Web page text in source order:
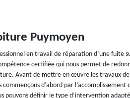
Puymoyen
en travail de réparation d’une fuite
certifiée qui nous permet de
Avant de mettre en œuvre les travaux de
d’abord par l’accomplissement
pouvons définir le type d’intervention